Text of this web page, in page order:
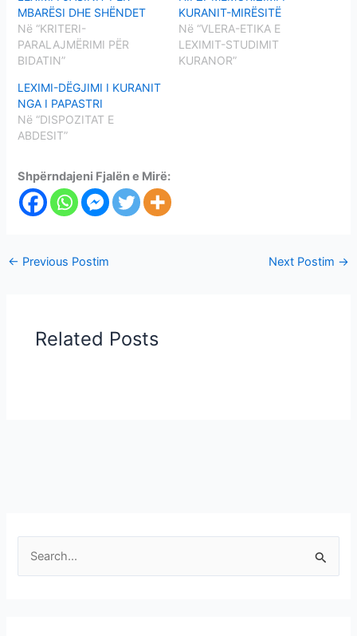
MBARËSI DHE SHËNDET
Në “KRITERI-
PARALAJMËRIMI PËR
BIDATIN”
KURANIT-MIRËSITË
Në “VLERA-ETIKA E
LEXIMIT-STUDIMIT
KURANOR”
LEXIMI-DËGJIMI I KURANIT
NGA I PAPASTRI
Në “DISPOZITAT E
ABDESIT”
Shpërndajeni Fjalën e Mirë:
← Previous Postim Next Postim →
Related Posts